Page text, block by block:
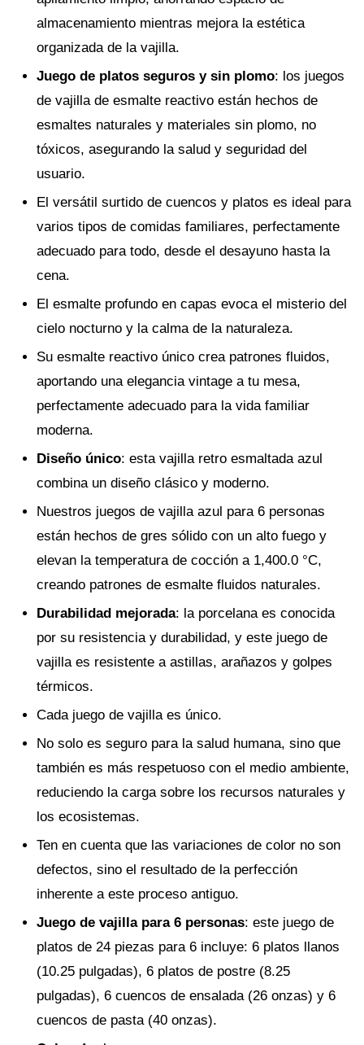
almacenamiento mientras mejora la estética
organizada de la vajilla.
Juego de platos seguros y sin plomo: los juegos
de vajilla de esmalte reactivo están hechos de
esmaltes naturales y materiales sin plomo, no
tóxicos, asegurando la salud y seguridad del
usuario.
El versátil surtido de cuencos y platos es ideal para
varios tipos de comidas familiares, perfectamente
adecuado para todo, desde el desayuno hasta la
cena.
El esmalte profundo en capas evoca el misterio del
cielo nocturno y la calma de la naturaleza.
Su esmalte reactivo único crea patrones fluidos,
aportando una elegancia vintage a tu mesa,
perfectamente adecuado para la vida familiar
moderna.
Diseño único: esta vajilla retro esmaltada azul
combina un diseño clásico y moderno.
Nuestros juegos de vajilla azul para 6 personas
están hechos de gres sólido con un alto fuego y
elevan la temperatura de cocción a 1,400.0 °C,
creando patrones de esmalte fluidos naturales.
Durabilidad mejorada: la porcelana es conocida
por su resistencia y durabilidad, y este juego de
vajilla es resistente a astillas, arañazos y golpes
térmicos.
Cada juego de vajilla es único.
No solo es seguro para la salud humana, sino que
también es más respetuoso con el medio ambiente,
reduciendo la carga sobre los recursos naturales y
los ecosistemas.
Ten en cuenta que las variaciones de color no son
defectos, sino el resultado de la perfección
inherente a este proceso antiguo.
Juego de vajilla para 6 personas: este juego de
platos de 24 piezas para 6 incluye: 6 platos llanos
(10.25 pulgadas), 6 platos de postre (8.25
pulgadas), 6 cuencos de ensalada (26 onzas) y 6
cuencos de pasta (40 onzas).